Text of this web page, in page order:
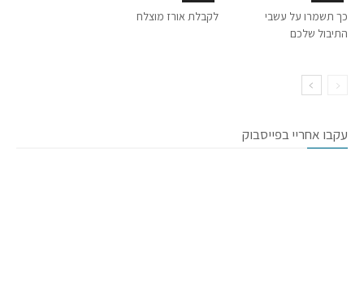
כך תשמרו על עשבי
התיבול שלכם
לקבלת אורז מוצלח
עקבו אחריי בפייסבוק